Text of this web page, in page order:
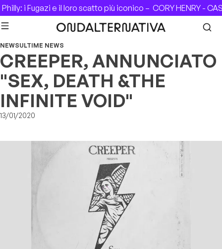
Skip to content
i Fugazi e il loro scatto più iconico –CORY HENRY -
NEWSULTIME NEWS
CREEPER, ANNUNCIATO
"SEX, DEATH &THE
INFINITE VOID"
13/01/2020